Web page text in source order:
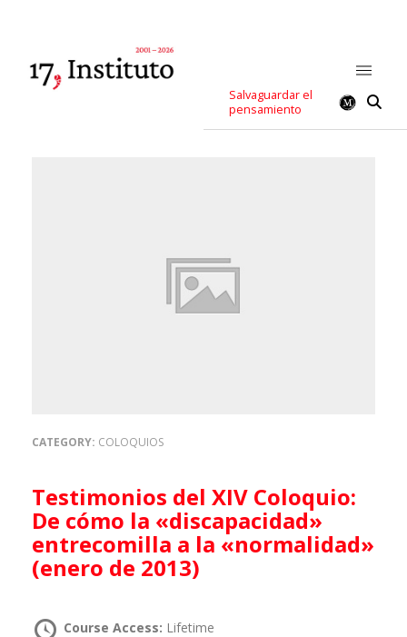
Salvaguardar el
pensamiento
CATEGORY: COLOQUIOS
Testimonios del XIV Coloquio:
De cómo la «discapacidad»
entrecomilla a la «normalidad»
(enero de 2013)
Course Access: Lifetime